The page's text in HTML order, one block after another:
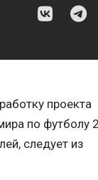
проекта
по футболу
следует из